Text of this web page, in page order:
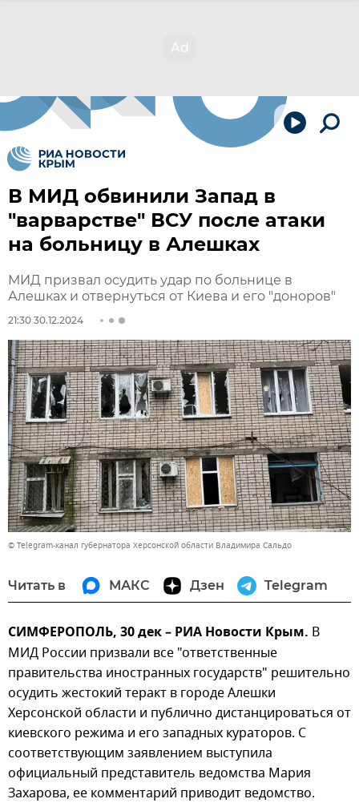
В МИД обвинили Запад в
"варварстве" ВСУ после атаки
на больницу в Алешках
МИД призвал осудить удар по больнице в
Алешках и отвернуться от Киева и его "доноров"
21:30 30.12.2024
© Telegram-канал губернатора Херсонской области Владимира Сальдо
Читать в МАКС Дзен Telegram
СИМФЕРОПОЛЬ, 30 дек – РИА Новости Крым. В
МИД России призвали все "ответственные
правительства иностранных государств" решительно
осудить жестокий теракт в городе Алешки
Херсонской области и публично дистанцироваться от
киевского режима и его западных кураторов. С
соответствующим заявлением выступила
официальный представитель ведомства Мария
Захарова, ее комментарий приводит ведомство.